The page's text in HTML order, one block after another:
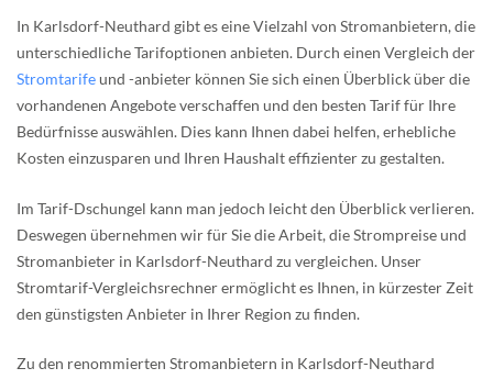
In Karlsdorf-Neuthard gibt es eine Vielzahl von Stromanbietern, die
unterschiedliche Tarifoptionen anbieten. Durch einen Vergleich der
Stromtarifeund -anbieter können Sie sich einen Überblick über die
vorhandenen Angebote verschaffen und den besten Tarif für Ihre
Bedürfnisse auswählen. Dies kann Ihnen dabei helfen, erhebliche
Kosten einzusparen und Ihren Haushalt effizienter zu gestalten.
Im Tarif-Dschungel kann man jedoch leicht den Überblick verlieren.
Deswegen übernehmen wir für Sie die Arbeit, die Strompreise und
Stromanbieter in Karlsdorf-Neuthard zu vergleichen. Unser
Stromtarif-Vergleichsrechner ermöglicht es Ihnen, in kürzester Zeit
den günstigsten Anbieter in Ihrer Region zu finden.
Zu den renommierten Stromanbietern in Karlsdorf-Neuthard